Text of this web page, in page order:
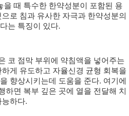
을 때 특수한 한약성분이 포함된 용
로 침과 유사한 자극과 한약성분의
는 특징이 있다.
코 점막 부위에 약침액을 넣어주는
게 유도하고 자율신경 균형 회복을
향상시키는데 도움을 준다. 여기에
하면 복부 깊은 곳에 열을 전달해 치
능하다.